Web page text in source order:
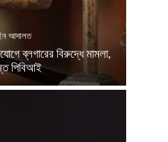
আদালত
ব্লগারের বিরুদ্ধে মামলা,
পিবিআই